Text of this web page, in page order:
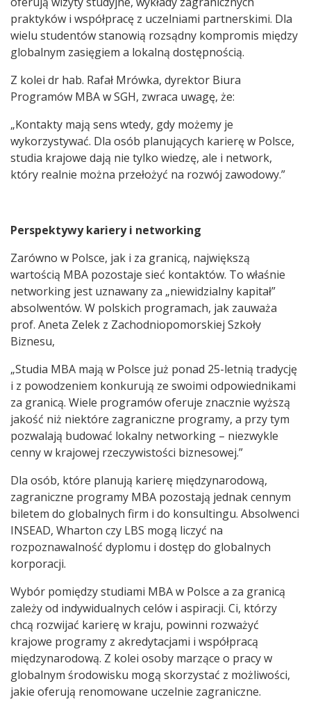
praktyków i współpracę z uczelniami partnerskimi. Dla
wielu studentów stanowią rozsądny kompromis między
globalnym zasięgiem a lokalną dostępnością.
Z kolei dr hab. Rafał Mrówka, dyrektor Biura
Programów MBA w SGH, zwraca uwagę, że:
„Kontakty mają sens wtedy, gdy możemy je
wykorzystywać. Dla osób planujących karierę w Polsce,
studia krajowe dają nie tylko wiedzę, ale i network,
który realnie można przełożyć na rozwój zawodowy.”
Perspektywy kariery i networking
Zarówno w Polsce, jak i za granicą, największą
wartością MBA pozostaje sieć kontaktów. To właśnie
networking jest uznawany za „niewidzialny kapitał”
absolwentów. W polskich programach, jak zauważa
prof. Aneta Zelek z Zachodniopomorskiej Szkoły
Biznesu,
„Studia MBA mają w Polsce już ponad 25-letnią tradycję
i z powodzeniem konkurują ze swoimi odpowiednikami
za granicą. Wiele programów oferuje znacznie wyższą
jakość niż niektóre zagraniczne programy, a przy tym
pozwalają budować lokalny networking – niezwykle
cenny w krajowej rzeczywistości biznesowej.”
Dla osób, które planują karierę międzynarodową,
zagraniczne programy MBA pozostają jednak cennym
biletem do globalnych firm i do konsultingu. Absolwenci
INSEAD, Wharton czy LBS mogą liczyć na
rozpoznawalność dyplomu i dostęp do globalnych
korporacji.
Wybór pomiędzy studiami MBA w Polsce a za granicą
zależy od indywidualnych celów i aspiracji. Ci, którzy
chcą rozwijać karierę w kraju, powinni rozważyć
krajowe programy z akredytacjami i współpracą
międzynarodową. Z kolei osoby marzące o pracy w
globalnym środowisku mogą skorzystać z możliwości,
jakie oferują renomowane uczelnie zagraniczne.